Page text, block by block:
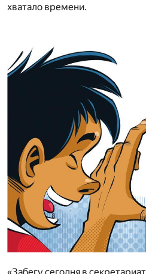
хватало времени.